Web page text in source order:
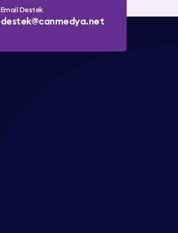
Email Destek
destek@canmedya.net